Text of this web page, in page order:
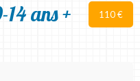
110 €
ans +